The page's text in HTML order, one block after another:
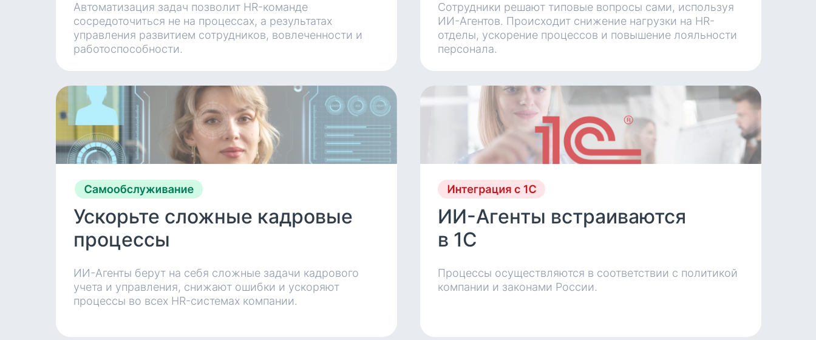
Автоматизация задач позволит HR-команде
сосредоточиться не на процессах, а результатах
управления развитием сотрудников, вовлеченности и
работоспособности.
Сотрудники решают типовые вопросы сами, используя
ИИ-Агентов. Происходит снижение нагрузки на HR-
отделы, ускорение процессов и повышение лояльности
персонала.
ИИ-Агенты берут на себя сложные задачи кадрового
учета и управления, снижают ошибки и ускоряют
процессы во всех HR-системах компании.
Ускорьте сложные кадровые
процессы
Процессы осуществляются в соответствии с политикой
компании и законами России.
ИИ-Агенты встраиваются
в 1С